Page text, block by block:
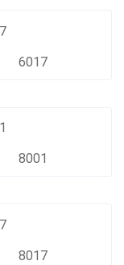
6017
8001
8017